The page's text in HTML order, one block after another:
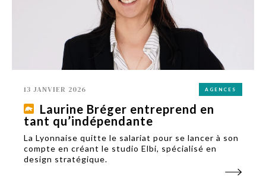
13 JANVIER 2026 AGENCES
Laurine Bréger entreprend en
tant qu’indépendante
La Lyonnaise quitte le salariat pour se lancer à son
compte en créant le studio Elbi, spécialisé en
design stratégique.